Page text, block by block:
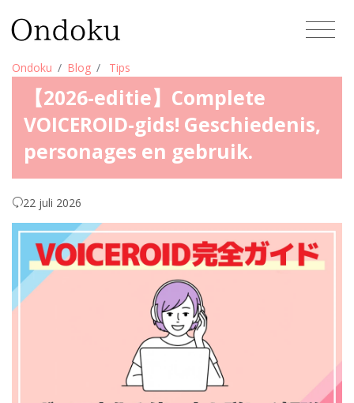
Ondoku Blog Tips
【2026-editie】Complete
VOICEROID-gids! Geschiedenis,
personages en gebruik.
22 juli 2026